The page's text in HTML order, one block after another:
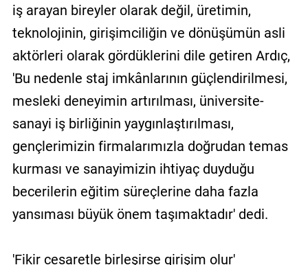
iş arayan bireyler olarak değil, üretimin,
teknolojinin, girişimciliğin ve dönüşümün asli
aktörleri olarak gördüklerini dile getiren Ardıç,
'Bu nedenle staj imkânlarının güçlendirilmesi,
mesleki deneyimin artırılması, üniversite-
sanayi iş birliğinin yaygınlaştırılması,
gençlerimizin firmalarımızla doğrudan temas
kurması ve sanayimizin ihtiyaç duyduğu
becerilerin eğitim süreçlerine daha fazla
yansıması büyük önem taşımaktadır' dedi.
'Fikir cesaretle birleşirse girişim olur'